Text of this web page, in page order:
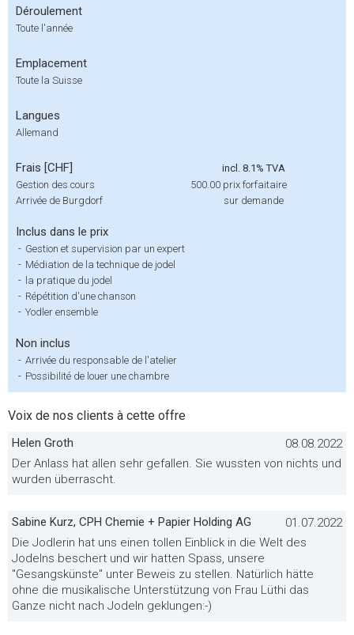
Déroulement
Toute l'année
Emplacement
Toute la Suisse
Langues
Allemand
Frais [CHF]
incl. 8.1% TVA
Gestion des cours
500.00 prix forfaitaire
Arrivée de Burgdorf
sur demande
Inclus dans le prix
- Gestion et supervision par un expert
- Médiation de la technique de jodel
- la pratique du jodel
- Répétition d'une chanson
- Yodler ensemble
Non inclus
- Arrivée du responsable de l'atelier
- Possibilité de louer une chambre
Voix de nos clients à cette offre
Helen Groth
08.08.2022
Der Anlass hat allen sehr gefallen. Sie wussten von nichts und
wurden überrascht.
Sabine Kurz, CPH Chemie + Papier Holding AG
01.07.2022
Die Jodlerin hat uns einen tollen Einblick in die Welt des
Jodelns beschert und wir hatten Spass, unsere
"Gesangskünste" unter Beweis zu stellen. Natürlich hätte
ohne die musikalische Unterstützung von Frau Lüthi das
Ganze nicht nach Jodeln geklungen:-)